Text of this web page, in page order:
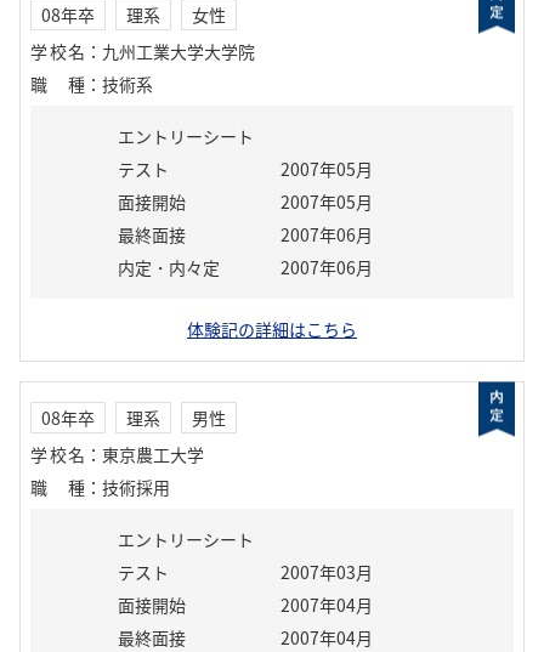
08年卒 理系
女性
学校名 ： 九州工業大学大学院
職種 ： 技術系
エントリーシート
テスト
2007年05月
面接開始
2007年05月
最終面接
2007年06月
内定・内々定
2007年06月
体験記の詳細はこちら
08年卒 理系
男性
学校名 ： 東京農工大学
職種 ： 技術採用
エントリーシート
テスト
2007年03月
面接開始
2007年04月
最終面接
2007年04月